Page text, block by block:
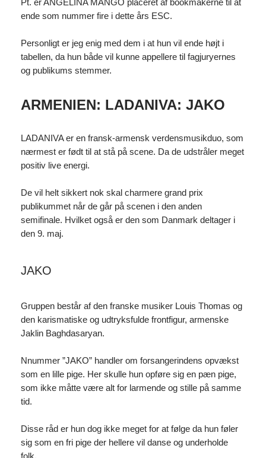
Pt. er ANGELINA MANGO placeret af bookmakerne til at
ende som nummer fire i dette års ESC.
Personligt er jeg enig med dem i at hun vil ende højt i
tabellen, da hun både vil kunne appellere til fagjuryernes
og publikums stemmer.
ARMENIEN: LADANIVA: JAKO
LADANIVA er en fransk-armensk verdensmusikduo, som
nærmest er født til at stå på scene. Da de udstråler meget
positiv live energi.
De vil helt sikkert nok skal charmere grand prix
publikummet når de går på scenen i den anden
semifinale. Hvilket også er den som Danmark deltager i
den 9. maj.
JAKO
Gruppen består af den franske musiker Louis Thomas og
den karismatiske og udtryksfulde frontfigur, armenske
Jaklin Baghdasaryan.
Nnummer ”JAKO” handler om forsangerindens opvækst
som en lille pige. Her skulle hun opføre sig en pæn pige,
som ikke måtte være alt for larmende og stille på samme
tid.
Disse råd er hun dog ikke meget for at følge da hun føler
sig som en fri pige der hellere vil danse og underholde